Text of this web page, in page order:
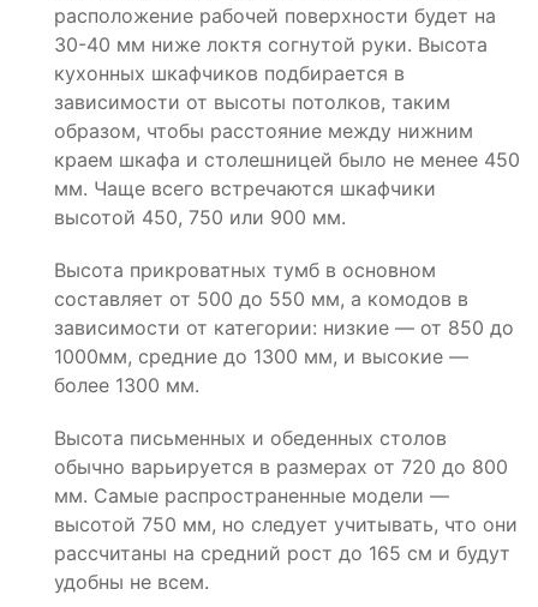
расположение рабочей поверхности будет на
30-40 мм ниже локтя согнутой руки. Высота
кухонных шкафчиков подбирается в
зависимости от высоты потолков, таким
образом, чтобы расстояние между нижним
краем шкафа и столешницей было не менее 450
мм. Чаще всего встречаются шкафчики
высотой 450, 750 или 900 мм.
Высота прикроватных тумб в основном
составляет от 500 до 550 мм, а комодов в
зависимости от категории: низкие — от 850 до
1000мм, средние до 1300 мм, и высокие —
более 1300 мм.
Высота письменных и обеденных столов
обычно варьируется в размерах от 720 до 800
мм. Самые распространенные модели —
высотой 750 мм, но следует учитывать, что они
рассчитаны на средний рост до 165 см и будут
удобны не всем.